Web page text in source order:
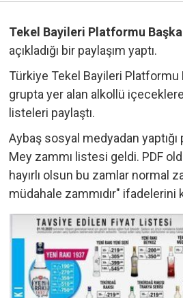
Tekel Bayileri Platformu
açıkladığı bir paylaşım yaptı.
Türkiye Tekel Bayileri Platformu
grupta yer alan alkollü
listeleri paylaştı.
Aybaş sosyal medyadan
Mey zammı listesi geldi. PDF
hayırlı olsun bu zamlar normal
müdahale zammıdır" ifadelerini